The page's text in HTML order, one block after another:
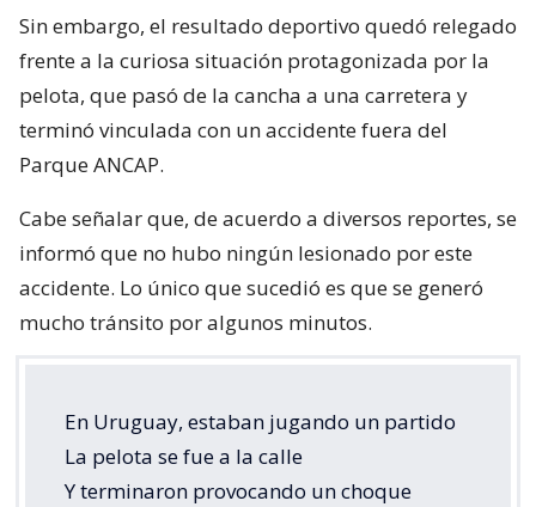
Sin embargo, el resultado deportivo quedó relegado
frente a la curiosa situación protagonizada por la
pelota, que pasó de la cancha a una carretera y
terminó vinculada con un accidente fuera del
Parque ANCAP.
Cabe señalar que, de acuerdo a diversos reportes, se
informó que no hubo ningún lesionado por este
accidente. Lo único que sucedió es que se generó
mucho tránsito por algunos minutos.
En Uruguay, estaban jugando un partido
La pelota se fue a la calle
Y terminaron provocando un choque